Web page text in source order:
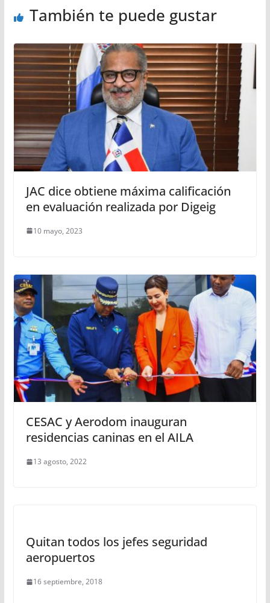
También te puede gustar
JAC dice obtiene máxima calificación
en evaluación realizada por Digeig
10 mayo, 2023
CESAC y Aerodom inauguran
residencias caninas en el AILA
13 agosto, 2022
Quitan todos los jefes seguridad
aeropuertos
16 septiembre, 2018